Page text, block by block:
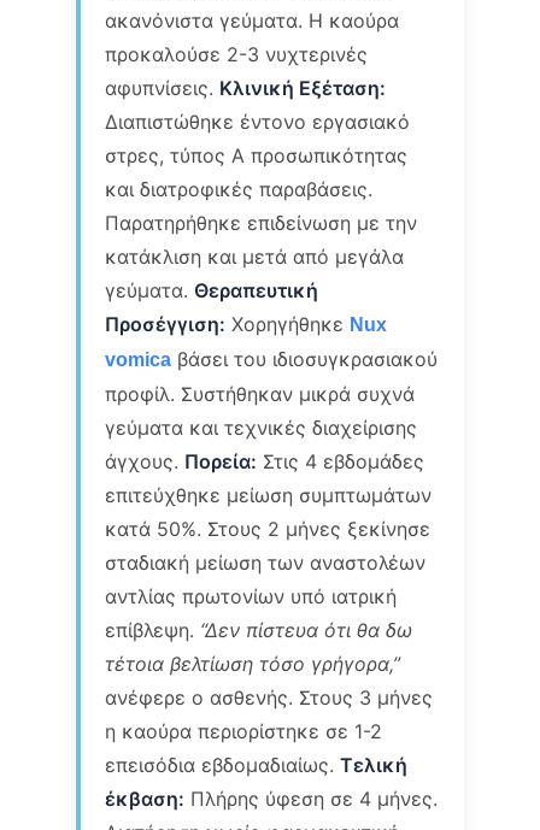
ακανόνιστα γεύματα. Η καούρα
προκαλούσε 2-3 νυχτερινές
αφυπνίσεις. Κλινική Εξέταση:
Διαπιστώθηκε έντονο εργασιακό
στρες, τύπος Α προσωπικότητας
και διατροφικές παραβάσεις.
Παρατηρήθηκε επιδείνωση με την
κατάκλιση και μετά από μεγάλα
γεύματα. Θεραπευτική
Προσέγγιση: Χορηγήθηκε Nux
vomicaβάσει του ιδιοσυγκρασιακού
προφίλ. Συστήθηκαν μικρά συχνά
γεύματα και τεχνικές διαχείρισης
άγχους. Πορεία: Στις 4 εβδομάδες
επιτεύχθηκε μείωση συμπτωμάτων
κατά 50%. Στους 2 μήνες ξεκίνησε
σταδιακή μείωση των αναστολέων
αντλίας πρωτονίων υπό ιατρική
επίβλεψη. “Δεν πίστευα ότι θα δω
τέτοια βελτίωση τόσο γρήγορα,”
ανέφερε ο ασθενής. Στους 3 μήνες
η καούρα περιορίστηκε σε 1-2
επεισόδια εβδομαδιαίως. Τελική
έκβαση: Πλήρης ύφεση σε 4 μήνες.